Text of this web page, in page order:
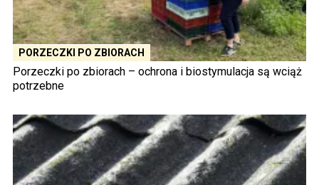
PORZECZKI PO ZBIORACH
Porzeczki po zbiorach – ochrona i biostymulacja są wciąż
potrzebne